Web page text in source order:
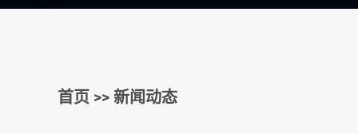
首页 >> 新闻动态